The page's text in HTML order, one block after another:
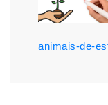
animais-de-